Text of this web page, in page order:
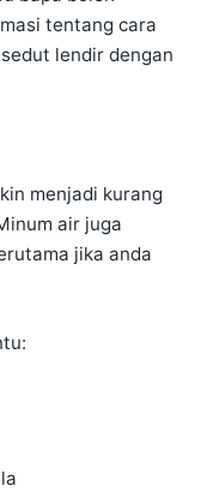
tentang cara
lendir dengan
menjadi kurang
air juga
jika anda